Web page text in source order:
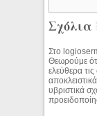
Σχόλια
Στο
Θεωρούμε
ελεύθερα
υβριστικά